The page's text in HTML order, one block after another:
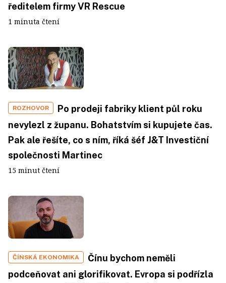
ředitelem firmy VR Rescue
1 minuta čtení
ROZHOVOR
Po prodeji fabriky klient půl roku
nevylezl z županu. Bohatstvím si kupujete čas.
Pak ale řešíte, co s ním, říká šéf J&T Investiční
společnosti Martinec
15 minut čtení
ČÍNSKÁ EKONOMIKA
Čínu bychom neměli
podceňovat ani glorifikovat. Evropa si podřízla